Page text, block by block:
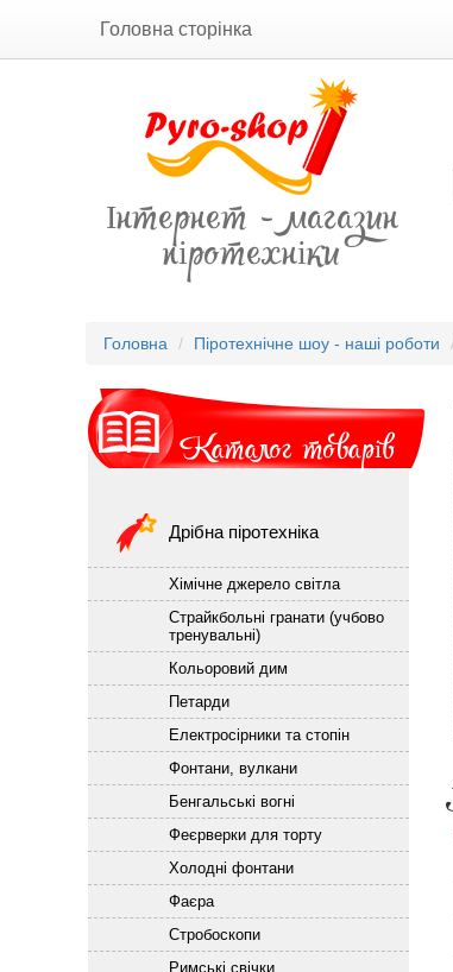
Головна сторінка
Інтернет - магазин
піротехніки
Головна Піротехнічне шоу - наші роботи
Каталог товарів
Дрібна піротехніка
Хімічне джерело світла
Страйкбольні гранати (учбово
тренувальні)
Кольоровий дим
Петарди
Електросірники та стопін
Фонтани, вулкани
Бенгальські вогні
Феєрверки для торту
Холодні фонтани
Фаєра
Стробоскопи
Римські свічки